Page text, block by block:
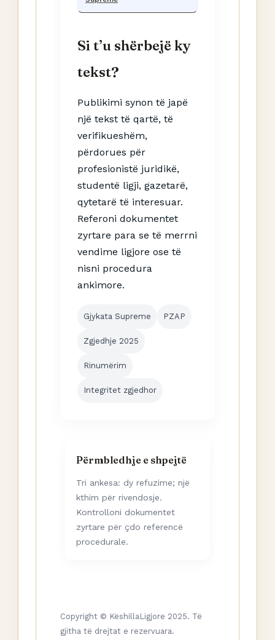
Si t’u shërbejë ky
tekst?
Publikimi synon të japë
një tekst të qartë, të
verifikueshëm,
përdorues për
profesionistë juridikë,
studentë ligji, gazetarë,
qytetarë të interesuar.
Referoni dokumentet
zyrtare para se të merrni
vendime ligjore ose të
nisni procedura
ankimore.
Gjykata Supreme PZAP
Zgjedhje 2025
Rinumërim
Integritet zgjedhor
Përmbledhje e shpejtë
Tri ankesa: dy refuzime; një
kthim për rivendosje.
Kontrolloni dokumentet
zyrtare për çdo referencë
procedurale.
Copyright © KëshillaLigjore 2025. Të
gjitha të drejtat e rezervuara.